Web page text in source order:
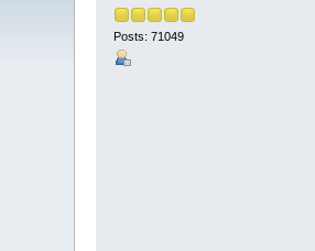
Posts: 71049